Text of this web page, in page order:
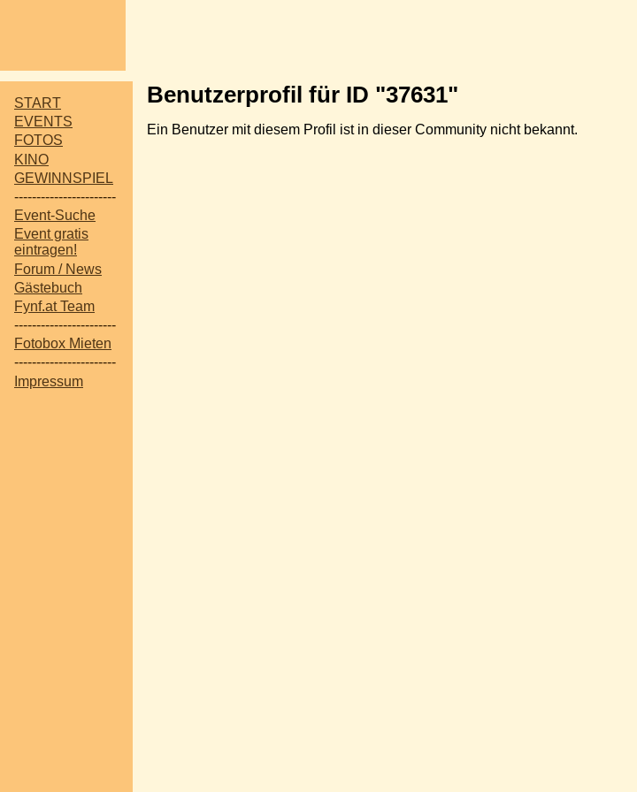
START
EVENTS
FOTOS
KINO
GEWINNSPIEL
-----------------------
Event-Suche
Event gratis
eintragen!
Forum / News
Gästebuch
Fynf.at Team
-----------------------
Fotobox Mieten
-----------------------
Impressum
Benutzerprofil für ID "37631"
Ein Benutzer mit diesem Profil ist in dieser Community nicht bekannt.